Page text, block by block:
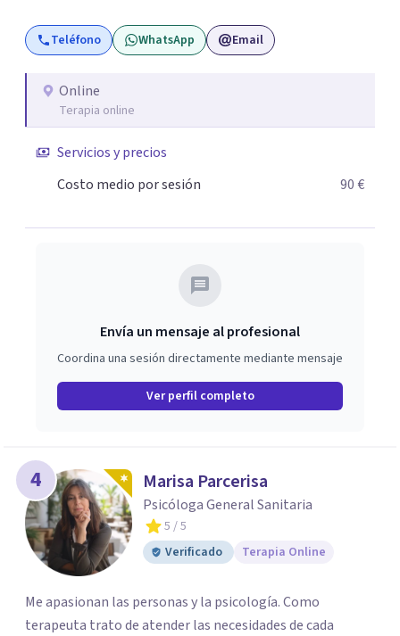
con un 70-75% de éxito y felicidad duradera. Este enfoque
también transforma la vida en terapia individual,
emocional. Desde que me gradué en Psicología en 2002,
siempre he estado en constante aprendizaje y
Máster en Terapia Cognitivo-Conductual y otro en
Psicodrama, profundizando en la mente humana y las
ofrecerte un espacio de confianza donde podamos
relaciones. Estoy aquí para acompañarte en ese proceso.
Teléfono WhatsApp Email
Online
Terapia online
Servicios y precios
Costo medio por sesión
90 €
Envía un mensaje al profesional
Coordina una sesión directamente mediante mensaje
Ver perfil completo
4 Marisa Parcerisa
Psicóloga General Sanitaria
5 / 5
Verificado
Terapia Online
Me apasionan las personas y la psicología. Como
terapeuta trato de atender las necesidades de cada